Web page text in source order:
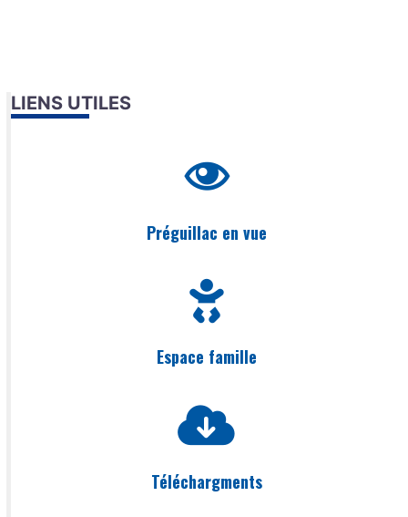
LIENS UTILES
Préguillac en vue
Espace famille
Téléchargments